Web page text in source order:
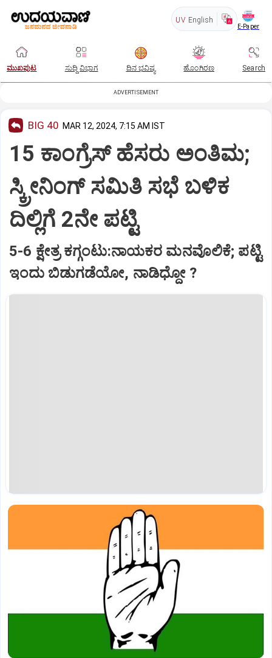
UV English
E-Paper
ಮುಖಪುಟ ಸುದ್ದಿ ವಿಭಾಗ ದಿನ ಭವಿಷ್ಯ ಹೊಂಗಿರಣ Search
ADVERTISEMENT
BIG 40 MAR 12, 2024, 7:15 AM IST
15 ಕಾಂಗ್ರೆಸ್‌ ಹೆಸರು ಅಂತಿಮ;
ಸ್ಕ್ರೀನಿಂಗ್‌ ಸಮಿತಿ ಸಭೆ ಬಳಿಕ
ದಿಲ್ಲಿಗೆ 2ನೇ ಪಟ್ಟಿ
5-6 ಕ್ಷೇತ್ರ ಕಗ್ಗಂಟು:ನಾಯಕರ ಮನವೊಲಿಕೆ; ಪಟ್ಟಿ
ಇಂದು ಬಿಡುಗಡೆಯೋ, ನಾಡಿಧ್ದೋ ?